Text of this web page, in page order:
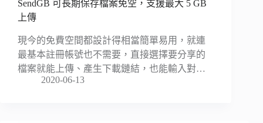
SendGB 可長期保存檔案免空，支援最大 5 GB
上傳
現今的免費空間都設計得相當簡單易用，就連
最基本註冊帳號也不需要，直接選擇要分享的
檔案就能上傳、產生下載鏈結，也能輸入對…
2020-06-13